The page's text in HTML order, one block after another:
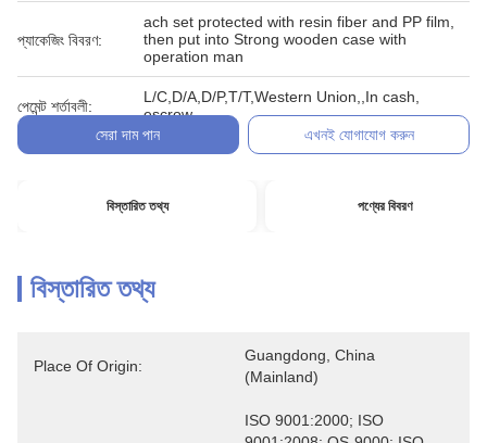
প্যাকেজিং বিবরণ:
ach set protected with resin fiber and PP film,
then put into Strong wooden case with
operation man
পেমেন্ট শর্তাবলী:
L/C,D/A,D/P,T/T,Western Union,,In cash,
escrow
সেরা দাম পান
এখনই যোগাযোগ করুন
বিস্তারিত তথ্য পণ্যের বিবরণ
বিস্তারিত তথ্য
Place Of Origin:
Guangdong, China
(Mainland)
ISO 9001:2000; ISO